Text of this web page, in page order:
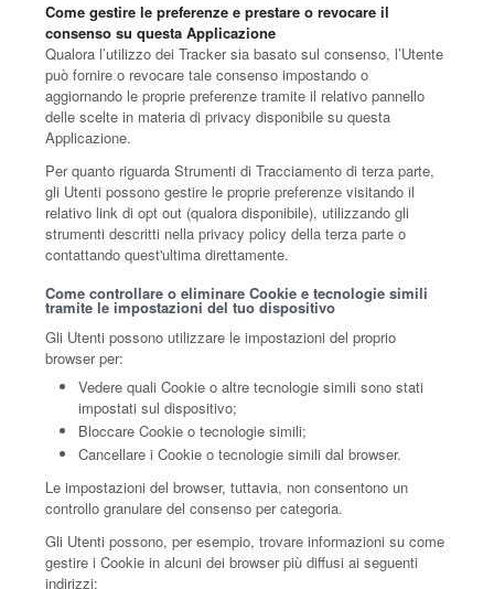
Come gestire le preferenze e prestare o revocare il
consenso su questa Applicazione
Qualora l’utilizzo dei Tracker sia basato sul consenso, l’Utente
può fornire o revocare tale consenso impostando o
aggiornando le proprie preferenze tramite il relativo pannello
delle scelte in materia di privacy disponibile su questa
Applicazione.
Per quanto riguarda Strumenti di Tracciamento di terza parte,
gli Utenti possono gestire le proprie preferenze visitando il
relativo link di opt out (qualora disponibile), utilizzando gli
strumenti descritti nella privacy policy della terza parte o
contattando quest'ultima direttamente.
Come controllare o eliminare Cookie e tecnologie simili
tramite le impostazioni del tuo dispositivo
Gli Utenti possono utilizzare le impostazioni del proprio
browser per:
Vedere quali Cookie o altre tecnologie simili sono stati
impostati sul dispositivo;
Bloccare Cookie o tecnologie simili;
Cancellare i Cookie o tecnologie simili dal browser.
Le impostazioni del browser, tuttavia, non consentono un
controllo granulare del consenso per categoria.
Gli Utenti possono, per esempio, trovare informazioni su come
gestire i Cookie in alcuni dei browser più diffusi ai seguenti
indirizzi: